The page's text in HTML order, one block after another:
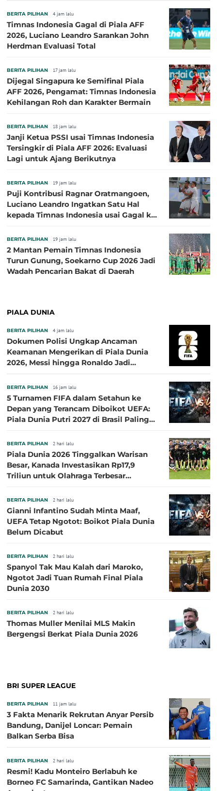
BERITA PILIHAN 4 jam lalu
Timnas Indonesia Gagal di Piala AFF
2026, Luciano Leandro Sarankan John
Herdman Evaluasi Total
BERITA PILIHAN 17 jam lalu
Dijegal Singapura ke Semifinal Piala
AFF 2026, Pengamat: Timnas Indonesia
Kehilangan Roh dan Karakter Bermain
BERITA PILIHAN 18 jam lalu
Janji Ketua PSSI usai Timnas Indonesia
Tersingkir di Piala AFF 2026: Evaluasi
Lagi untuk Ajang Berikutnya
BERITA PILIHAN 19 jam lalu
Puji Kontribusi Ragnar Oratmangoen,
Luciano Leandro Ingatkan Satu Hal
kepada Timnas Indonesia usai Gagal ke
BERITA PILIHAN 19 jam lalu
2 Mantan Pemain Timnas Indonesia
Turun Gunung, Soekarno Cup 2026 Jadi
Wadah Pencarian Bakat di Daerah
PIALA DUNIA
BERITA PILIHAN 4 jam lalu
Dokumen Polisi Ungkap Ancaman
Keamanan Mengerikan di Piala Dunia
2026, Messi hingga Ronaldo Jadi
BERITA PILIHAN 16 jam lalu
5 Turnamen FIFA dalam Setahun ke
Depan yang Terancam Diboikot UEFA:
Piala Dunia Putri 2027 di Brasil Paling
BERITA PILIHAN 2 hari lalu
Piala Dunia 2026 Tinggalkan Warisan
Besar, Kanada Investasikan Rp17,9
Triliun untuk Olahraga Terbesar
BERITA PILIHAN 2 hari lalu
Gianni Infantino Sudah Minta Maaf,
UEFA Tetap Ngotot: Boikot Piala Dunia
Belum Dicabut
BERITA PILIHAN 2 hari lalu
Spanyol Tak Mau Kalah dari Maroko,
Ngotot Jadi Tuan Rumah Final Piala
Dunia 2030
BERITA PILIHAN 2 hari lalu
Thomas Muller Menilai MLS Makin
Bergengsi Berkat Piala Dunia 2026
BRI SUPER LEAGUE
BERITA PILIHAN 11 jam lalu
3 Fakta Menarik Rekrutan Anyar Persib
Bandung, Danijel Loncar: Pemain
Balkan Serba Bisa
BERITA PILIHAN 2 hari lalu
Resmi! Kadu Monteiro Berlabuh ke
Borneo FC Samarinda, Gantikan Nadeo